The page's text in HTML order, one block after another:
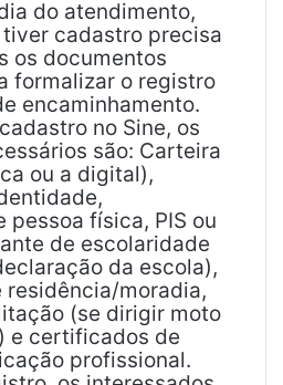
do atendimento,
cadastro precisa
os documentos
formalizar o registro
encaminhamento.
no Sine, os
são: Carteira
ou a digital),
pessoa física, PIS ou
de escolaridade
da escola),
residência/moradia,
(se dirigir moto
e certificados de
profissional.